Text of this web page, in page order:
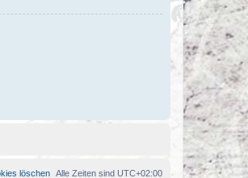
Alle Zeiten sind UTC+02:00
löschen